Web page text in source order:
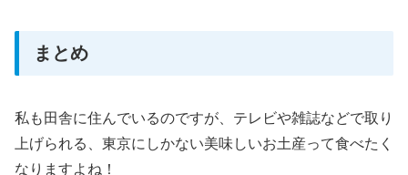
まとめ
私も田舎に住んでいるのですが、テレビや雑誌などで取り
上げられる、東京にしかない美味しいお土産って食べたく
なりますよね！